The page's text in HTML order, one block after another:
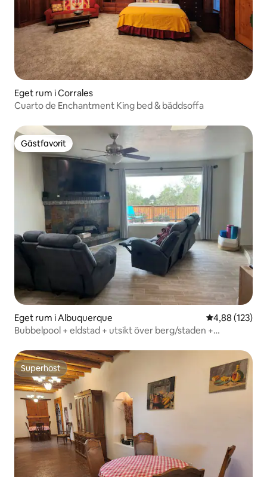
Eget rum i Corrales
Cuarto de Enchantment King bed & bäddsoffa
Gästfavorit
Gästfavorit
Eget rum i Albuquerque 4,88 av 5 i
4,88 (123)
Bubbelpool + eldstad + utsikt över berg/staden +
Superhost
Superhost